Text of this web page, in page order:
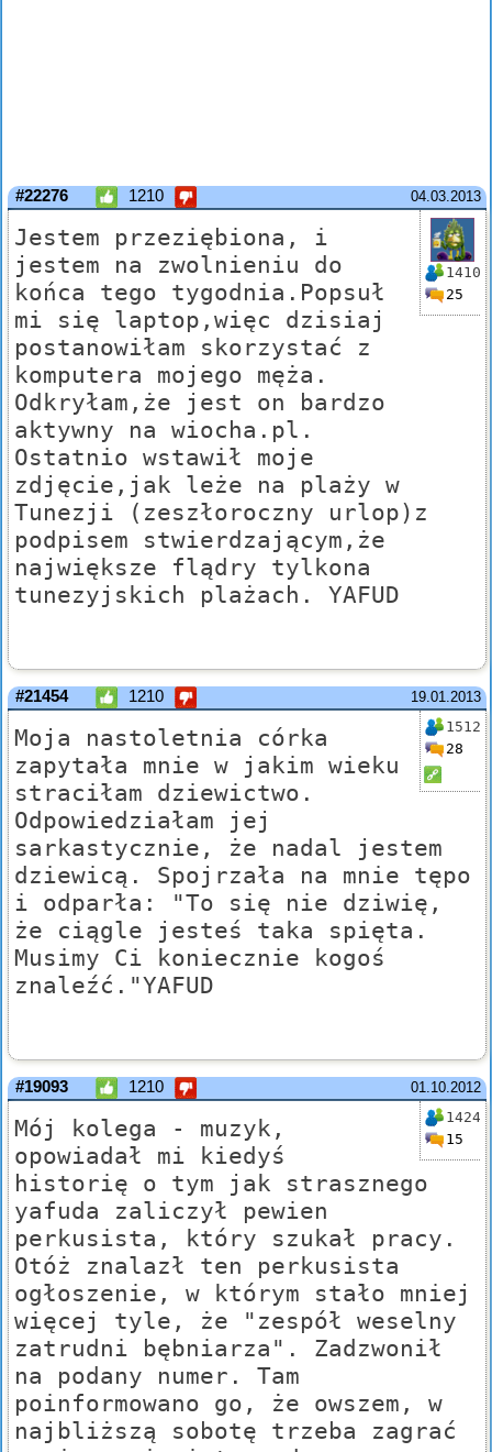
04.03.2013
#22276 1210
1410
25
Jestem przeziębiona, i
jestem na zwolnieniu do
końca tego tygodnia.Popsuł
mi się laptop,więc dzisiaj
postanowiłam skorzystać z
komputera mojego męża.
Odkryłam,że jest on bardzo
aktywny na wiocha.pl.
Ostatnio wstawił moje
zdjęcie,jak leże na plaży w
Tunezji (zeszłoroczny urlop)z
podpisem stwierdzającym,że
największe flądry tylkona
tunezyjskich plażach. YAFUD
19.01.2013
#21454 1210
1512
28
Moja nastoletnia córka
zapytała mnie w jakim wieku
straciłam dziewictwo.
Odpowiedziałam jej
sarkastycznie, że nadal jestem
dziewicą. Spojrzała na mnie tępo
i odparła: "To się nie dziwię,
że ciągle jesteś taka spięta.
Musimy Ci koniecznie kogoś
znaleźć."YAFUD
01.10.2012
#19093 1210
1424
15
Mój kolega - muzyk,
opowiadał mi kiedyś
historię o tym jak strasznego
yafuda zaliczył pewien
perkusista, który szukał pracy.
Otóż znalazł ten perkusista
ogłoszenie, w którym stało mniej
więcej tyle, że "zespół weselny
zatrudni bębniarza". Zadzwonił
na podany numer. Tam
poinformowano go, że owszem, w
najbliższą sobotę trzeba zagrać